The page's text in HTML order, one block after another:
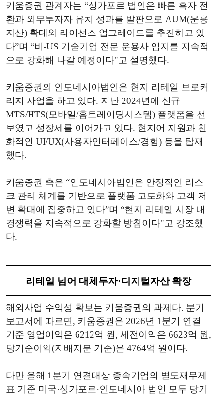
키움증권 관계자는 “싱가포르 법인은 빠른 흑자 전
환과 외부투자자 유치 성과를 발판으로 AUM(운용
자산) 확대와 라이선스 업그레이드를 추진하고 있
다”며 “비-US 기술기업 전문 운용사 입지를 지속적
으로 강화해 나갈 예정이다"고 설명했다.
키움증권의 인도네시아법인은 현지 리테일 브로커
리지 사업을 하고 있다. 지난 2024년에 신규
MTS/HTS(모바일/홈트레이딩시스템) 플랫폼을 선
보였고 성장세를 이어가고 있다. 현지어 지원과 친
화적인 UI/UX(사용자인터페이스/경험) 등을 탑재
했다.
키움증권 측은 “인도네시아법인은 안정적인 리스
크 관리 체계를 기반으로 플랫폼 고도화와 고객 저
변 확대에 집중하고 있다”며 “현지 리테일 시장 내
경쟁력을 지속적으로 강화할 방침이다"고 강조했
다.
리테일 넘어 대체투자·디지털자산 확장
해외사업 수익성 확보는 키움증권의 과제다. 분기
보고서에 따르면, 키움증권은 2026년 1분기 연결
기준 영업이익은 6212억 원, 세전이익은 6623억 원,
당기순이익(지배지분 기준)은 4764억 원이다.
다만 올해 1분기 연결대상 종속기업의 별도재무제
표 기준 미국·싱가포르·인도네시아 법인 모두 당기